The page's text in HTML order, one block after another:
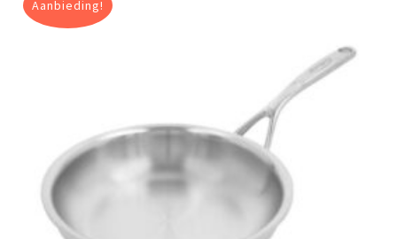
Aanbieding!